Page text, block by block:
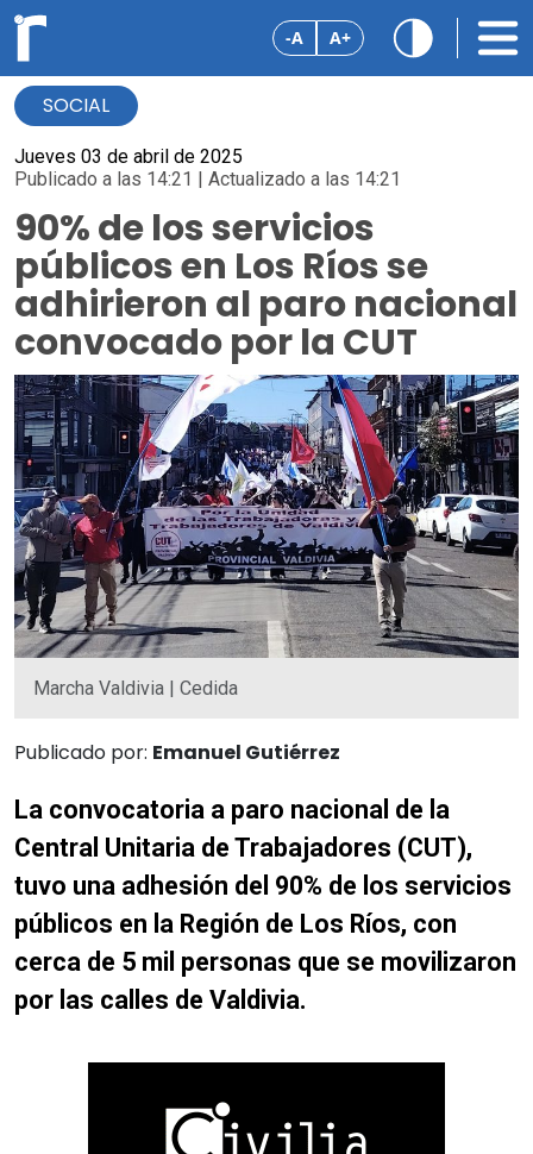
-A A+
SOCIAL
Jueves 03 de abril de 2025
Publicado a las 14:21 | Actualizado a las 14:21
90% de los servicios
públicos en Los Ríos se
adhirieron al paro nacional
convocado por la CUT
Marcha Valdivia | Cedida
Publicado por: Emanuel Gutiérrez
La convocatoria a paro nacional de la
Central Unitaria de Trabajadores (CUT),
tuvo una adhesión del 90% de los servicios
públicos en la Región de Los Ríos, con
cerca de 5 mil personas que se movilizaron
por las calles de Valdivia.